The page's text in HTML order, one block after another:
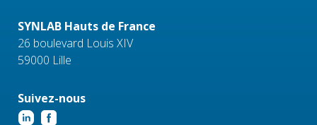
SYNLAB Hauts de France
26 boulevard Louis XIV
59000 Lille
Suivez-nous